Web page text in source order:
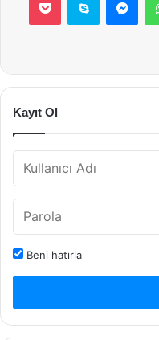
Kayıt Ol
Beni hatırla